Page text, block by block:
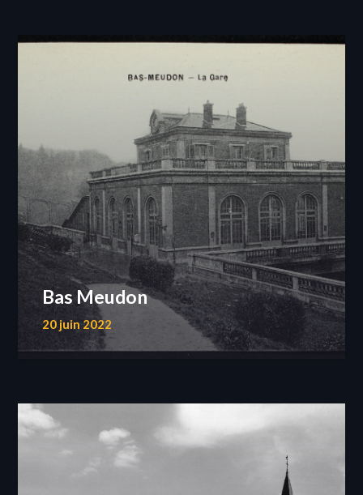
Bas Meudon
20 juin 2022